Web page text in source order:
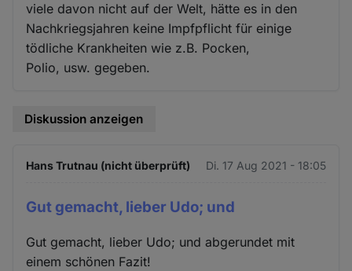
viele davon nicht auf der Welt, hätte es in den
Nachkriegsjahren keine Impfpflicht für einige
tödliche Krankheiten wie z.B. Pocken,
Polio, usw. gegeben.
Diskussion anzeigen
Hans Trutnau (nicht überprüft) Di. 17 Aug 2021 - 18:05
Gut gemacht, lieber Udo; und
Gut gemacht, lieber Udo; und abgerundet mit
einem schönen Fazit!